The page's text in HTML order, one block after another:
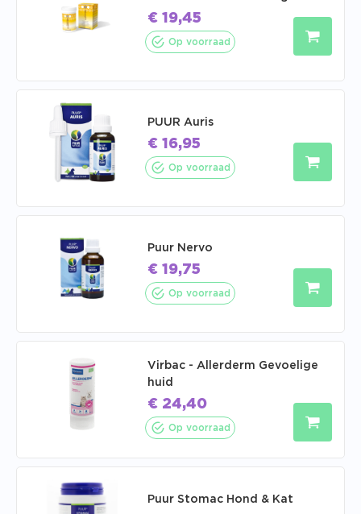
€ 19,45
Op voorraad
PUUR Auris
€ 16,95
Op voorraad
Puur Nervo
€ 19,75
Op voorraad
Virbac - Allerderm Gevoelige
huid
€ 24,40
Op voorraad
Puur Stomac Hond & Kat